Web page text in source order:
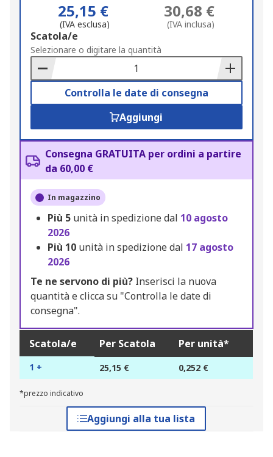
25,15 €
(IVA esclusa)
30,68 €
(IVA inclusa)
Add
to
Basket
Scatola/e
Selezionare o digitare la quantità
Controlla le date di consegna
Aggiungi
Consegna GRATUITA per ordini a partire
da 60,00 €
In magazzino
Più 5 unità in spedizione dal 10 agosto
2026
Più 10 unità in spedizione dal 17 agosto
2026
Te ne servono di più? Inserisci la nuova
quantità e clicca su "Controlla le date di
consegna".
Scatola/e Per Scatola Per unità*
1 + 25,15 € 0,252 €
*prezzo indicativo
Aggiungi alla tua lista